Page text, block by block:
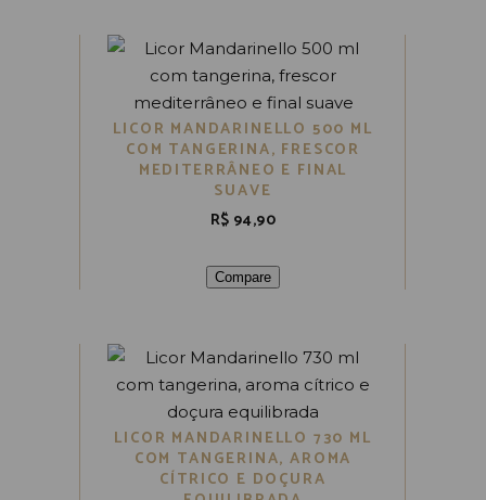
LICOR MANDARINELLO 500 ML
COM TANGERINA, FRESCOR
MEDITERRÂNEO E FINAL
SUAVE
R$ 94,90
Compare
LICOR MANDARINELLO 730 ML
COM TANGERINA, AROMA
CÍTRICO E DOÇURA